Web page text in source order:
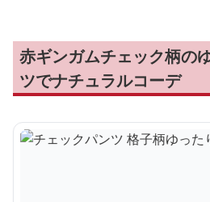
赤ギンガムチェック柄の
ツでナチュラルコーデ